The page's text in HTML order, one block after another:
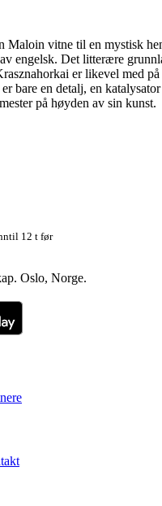
Maloin vitne til en mystisk
engelsk. Det litterære
er likevel med
bare en detalj, en
på høyden av sin kunst.
12 t før
Oslo, Norge.